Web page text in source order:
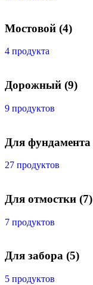
Мостовой (4)
4 продукта
Дорожный (9)
9 продуктов
Для фундамента
27 продуктов
Для отмостки (7)
7 продуктов
Для забора (5)
5 продуктов